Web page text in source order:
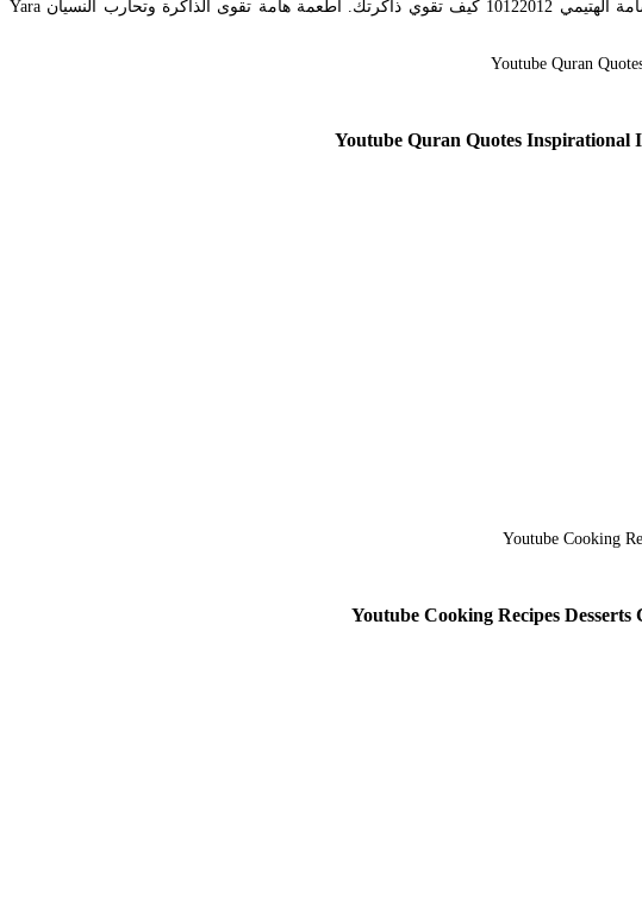
إليك فيما يلي قائمة من الأطعمة الصحية التى تساهم بشكل ملحوظ فى تقوية وتنشيط الذاكرة وزيادة القدرة على الحفظ والاستيعاب. أسامة الهتيمي 10122012 كيف تقوي ذاكرتك. أطعمة هامة تقوى الذاكرة وتحارب النسيان Yara